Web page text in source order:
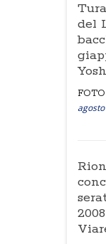
del